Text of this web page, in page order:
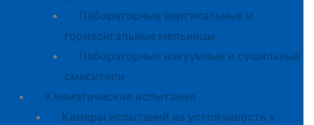
Лабораторные вертикальные и
горизонтальные мельницы
Лабораторные вакуумные и сушильные
смесители
Климатические испытания
Камеры испытаний на устойчивость к